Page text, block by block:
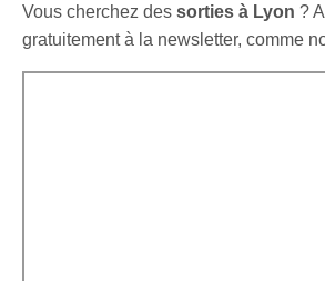
Vous cherchez dessorties à Lyon ?
gratuitement à la newsletter, comme